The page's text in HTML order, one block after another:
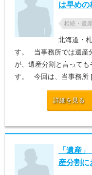
は早めの
相続・遺
北海道・
す。 当事務所では遺産
が、遺産分割と言っても
す。 今回は、当事務所
詳細を見る
「遺産
産分割に